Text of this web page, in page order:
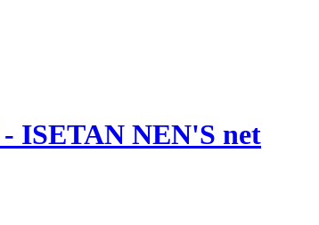
ISETAN NEN'S net